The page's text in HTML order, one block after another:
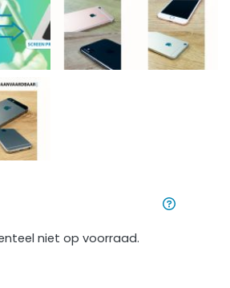
niet op voorraad.